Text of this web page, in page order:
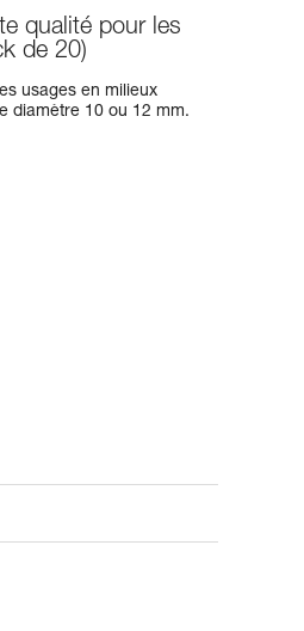
qualité pour les
de 20)
usages en milieux
diamètre 10 ou 12 mm.